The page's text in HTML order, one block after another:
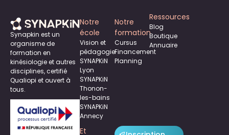
Synapkin est un
organisme de
formation en
kinésiologie et autres
disciplines, certifié
Qualiopi et ouvert à
tous.
Notre
école
Vision et
pédagogie
SYNAPKiN
Lyon
SYNAPKiN
Thonon-
les-bains
SYNAPKiN
Annecy
Notre
formation
Cursus
Financement
Planning
Et
Ressources
Blog
Boutique
Annuaire